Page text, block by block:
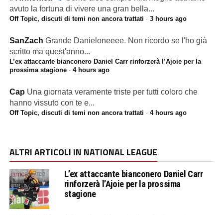
avuto la fortuna di vivere una gran bella...
Off Topic, discuti di temi non ancora trattati · 3 hours ago
SanZach Grande Danieloneeee. Non ricordo se l'ho già
scritto ma quest'anno...
L’ex attaccante bianconero Daniel Carr rinforzerà l’Ajoie per la
prossima stagione· 4 hours ago
Cap Una giornata veramente triste per tutti coloro che
hanno vissuto con te e...
Off Topic, discuti di temi non ancora trattati · 4 hours ago
ALTRI ARTICOLI IN NATIONAL LEAGUE
L’ex attaccante bianconero Daniel Carr
rinforzerà l’Ajoie per la prossima
stagione